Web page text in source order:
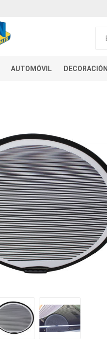
AUTOMÓVIL DECORACIÓN